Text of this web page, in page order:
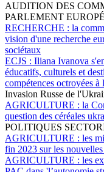
AUDITION DES
PARLEMENT
RECHERCHE : la
vision d'une recherche
sociétaux
ECJS : Iliana Ivanova
éducatifs, culturels et
compétences octroyées à
Invasion Russe de
AGRICULTURE : la
question des céréales
POLITIQUES
AGRICULTURE : les
fin 2023 sur les
AGRICULTURE : les